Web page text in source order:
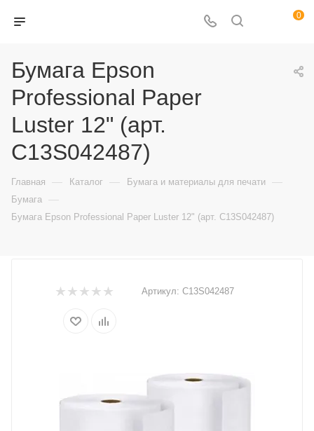
0
Бумага Epson
Professional Paper
Luster 12" (арт.
C13S042487)
Главная — Каталог — Бумага и материалы для печати —
Бумага —
Бумага Epson Professional Paper Luster 12" (арт. C13S042487)
Артикул: C13S042487